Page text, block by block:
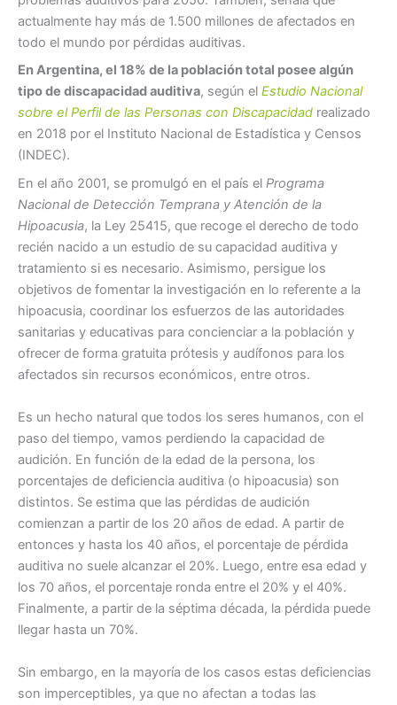
actualmente hay más de 1.500 millones de afectados en
todo el mundo por pérdidas auditivas.
En Argentina, el 18% de la población total posee algún
tipo de discapacidad auditiva, según el Estudio Nacional
sobre el Perfil de las Personas con Discapacidad realizado
en 2018 por el Instituto Nacional de Estadística y Censos
(INDEC).
En el año 2001, se promulgó en el país el Programa
Nacional de Detección Temprana y Atención de la
Hipoacusia, la Ley 25415, que recoge el derecho de todo
recién nacido a un estudio de su capacidad auditiva y
tratamiento si es necesario. Asimismo, persigue los
objetivos de fomentar la investigación en lo referente a la
hipoacusia, coordinar los esfuerzos de las autoridades
sanitarias y educativas para concienciar a la población y
ofrecer de forma gratuita prótesis y audífonos para los
afectados sin recursos económicos, entre otros.
Es un hecho natural que todos los seres humanos, con el
paso del tiempo, vamos perdiendo la capacidad de
audición. En función de la edad de la persona, los
porcentajes de deficiencia auditiva (o hipoacusia) son
distintos. Se estima que las pérdidas de audición
comienzan a partir de los 20 años de edad. A partir de
entonces y hasta los 40 años, el porcentaje de pérdida
auditiva no suele alcanzar el 20%. Luego, entre esa edad y
los 70 años, el porcentaje ronda entre el 20% y el 40%.
Finalmente, a partir de la séptima década, la pérdida puede
llegar hasta un 70%.
Sin embargo, en la mayoría de los casos estas deficiencias
son imperceptibles, ya que no afectan a todas las